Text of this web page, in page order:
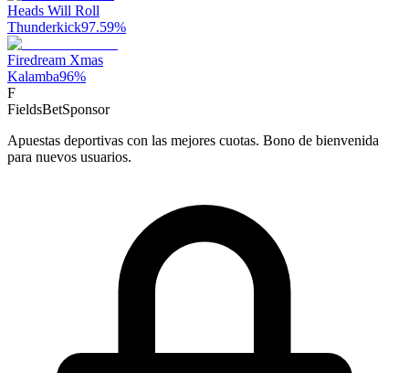
Heads Will Roll
Thunderkick97.59%
Firedream Xmas
Kalamba96%
F
FieldsBetSponsor
Apuestas deportivas con las mejores cuotas. Bono de bienvenida
para nuevos usuarios.